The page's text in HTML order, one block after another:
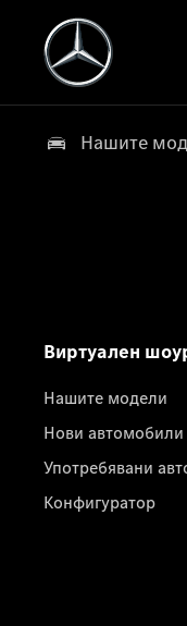
Нашите
Виртуален
Нашите модели
Нови автомобили
Употребявани
Конфигуратор